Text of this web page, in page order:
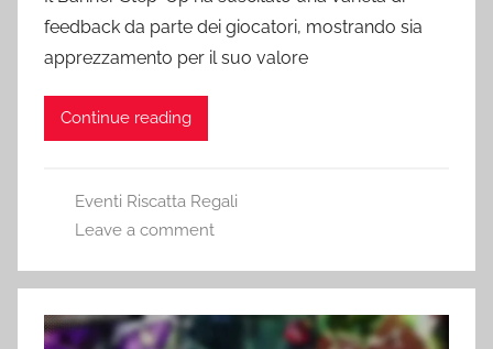
feedback da parte dei giocatori, mostrando sia
apprezzamento per il suo valore
Continue reading
Eventi Riscatta Regali
Leave a comment